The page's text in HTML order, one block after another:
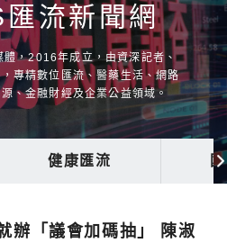
流新聞網
體，2016年成立，由資深記者、
專精數位匯流、醫藥生活、網路
、金融財經及企業公益領域。
健康匯流
辦「議會加碼抽」 陳淑